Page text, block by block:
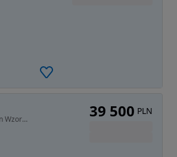
1997 cm3 • 180 KM • 2019r 2.0 TDCi 180 km Automat Titanium Max Opcja Stan Wzorowy 39 500 PLN